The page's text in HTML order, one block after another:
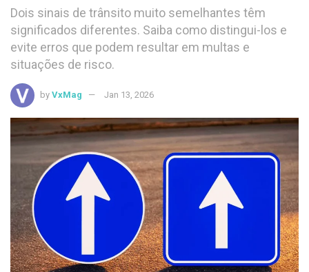
Dois sinais de trânsito muito semelhantes têm
significados diferentes. Saiba como distingui-los e
evite erros que podem resultar em multas e
situações de risco.
by VxMag Jan 13, 2026